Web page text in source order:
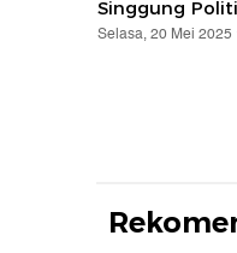
Singgung
Selasa, 20 Mei 2025